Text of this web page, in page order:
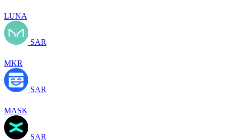
LUNA
SAR
MKR
SAR
MASK
SAR